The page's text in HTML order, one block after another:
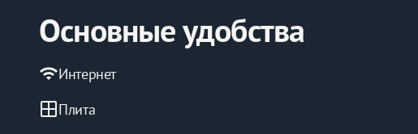
Основные удобства
wifiИнтернет
windowПлита